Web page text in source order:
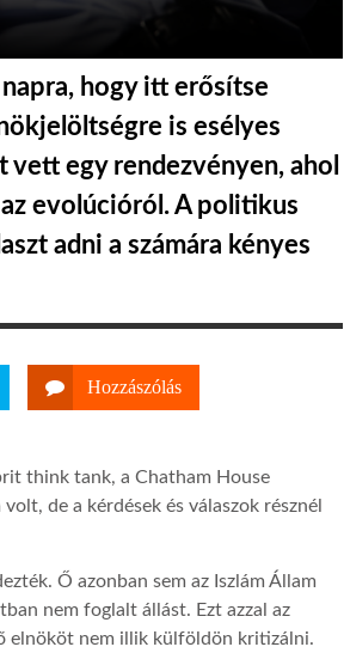
hogy itt erősítse
is esélyes
egy rendezvényen, ahol
evolúcióról. A politikus
adni a számára kényes
Hozzászólás
think tank, a Chatham House
de a kérdések és válaszok résznél
Ő azonban sem az Iszlám Állam
nem foglalt állást. Ezt azzal az
elnököt nem illik külföldön kritizálni.